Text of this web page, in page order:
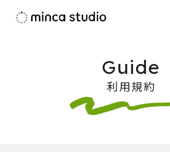
コ
Guide
利用規約